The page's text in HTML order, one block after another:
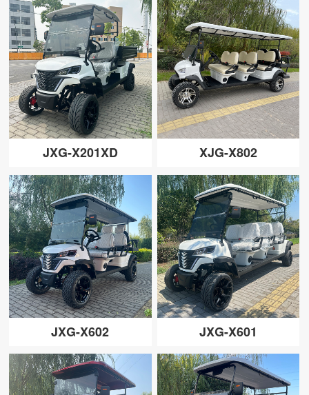
JXG-X201XD XJG-X802
JXG-X602 JXG-X601
配件
关闭